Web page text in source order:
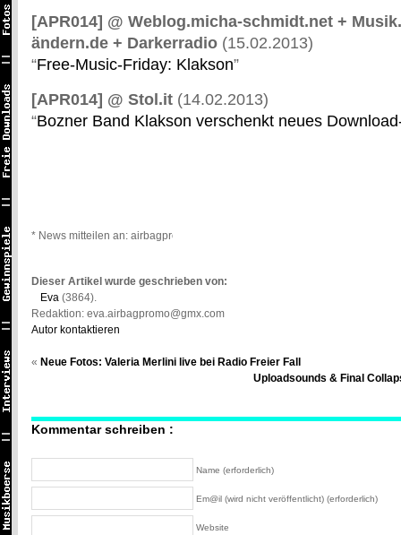
[APR014] @ Weblog.micha-schmidt.net +
ändern.de + Darkerradio (15.02.2013)
“Free-Music-Friday: Klakson”
[APR014] @ Stol.it (14.02.2013)
“Bozner Band Klakson verschenkt neues
* News mitteilen an: airbagpromo@gmail.com *
Dieser Artikel wurde geschrieben von:
Eva (3864).
Redaktion: eva.airbagpromo@gmx.com
Autor kontaktieren
« Neue Fotos: Valeria Merlini live bei Radio Freier Fall
Uploadsounds & Final
Kommentar schreiben :
Name (erforderlich)
Em@il (wird nicht veröffentlicht) (erforderlich)
Website